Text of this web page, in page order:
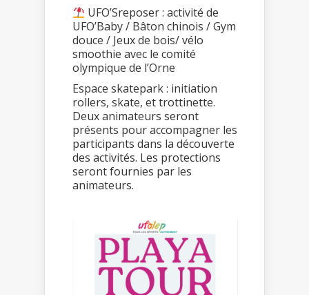
UFO’Sreposer : activité de
UFO’Baby / Bâton chinois / Gym
douce / Jeux de bois/ vélo
smoothie avec le comité
olympique de l’Orne
Espace skatepark : initiation
rollers, skate, et trottinette.
Deux animateurs seront
présents pour accompagner les
participants dans la découverte
des activités. Les protections
seront fournies par les
animateurs.